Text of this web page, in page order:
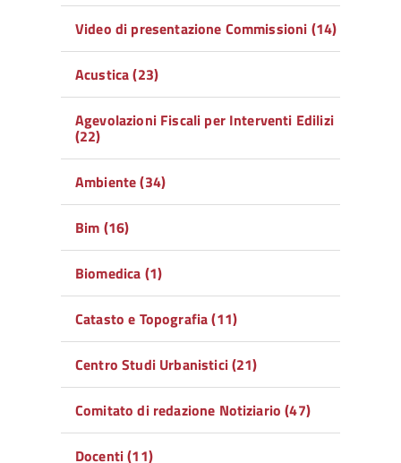
Video di presentazione Commissioni (14)
Acustica (23)
Agevolazioni Fiscali per Interventi Edilizi
(22)
Ambiente (34)
Bim (16)
Biomedica (1)
Catasto e Topografia (11)
Centro Studi Urbanistici (21)
Comitato di redazione Notiziario (47)
Docenti (11)